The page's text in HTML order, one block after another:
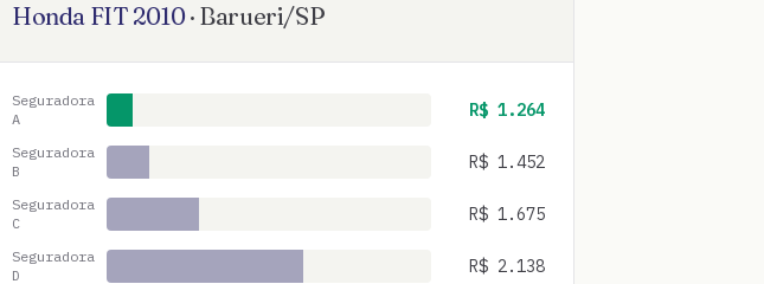
Honda FIT 2010· Barueri/SP
Seguradora
A
R$ 1.264
Seguradora
B
R$ 1.452
Seguradora
C
R$ 1.675
Seguradora
D
R$ 2.138